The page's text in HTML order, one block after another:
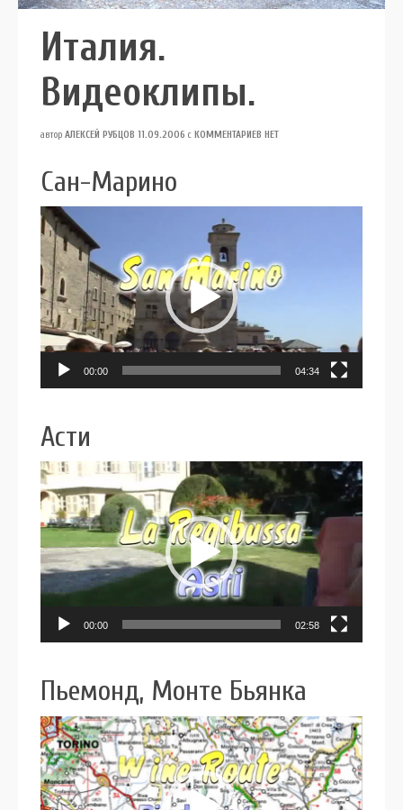
Италия.
Видеоклипы.
автор АЛЕКСЕЙ РУБЦОВ 11.09.2006 с КОММЕНТАРИЕВ НЕТ
Сан-Марино
Видеоплеер
00:00 04:34
Асти
Видеоплеер
00:00 02:58
Пьемонд, Монте Бьянка
Видеоплеер